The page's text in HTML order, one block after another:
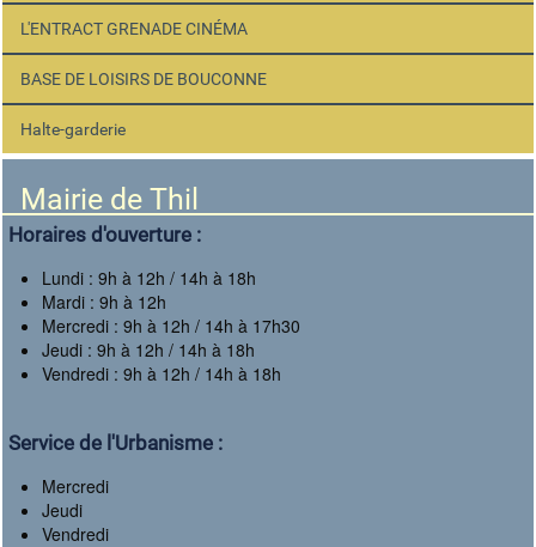
L'ENTRACT GRENADE CINÉMA
BASE DE LOISIRS DE BOUCONNE
Halte-garderie
Mairie de Thil
Horaires d'ouverture :
Lundi : 9h à 12h / 14h à 18h
Mardi : 9h à 12h
Mercredi : 9h à 12h / 14h à 17h30
Jeudi : 9h à 12h / 14h à 18h
Vendredi : 9h à 12h / 14h à 18h
Service de l'Urbanisme :
Mercredi
Jeudi
Vendredi